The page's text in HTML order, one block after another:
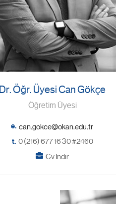
Dr. Öğr. Üyesi Can Gökçe
Öğretim Üyesi
e.
t. 0 (216) 677 16 30 #2460
Cv İndir